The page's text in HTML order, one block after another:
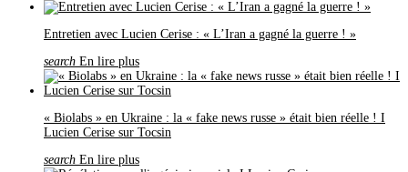
Entretien avec Lucien Cerise : « L’Iran a gagné la guerre ! »
search En lire plus
« Biolabs » en Ukraine : la « fake news russe » était bien réelle ! I
Lucien Cerise sur Tocsin
search En lire plus